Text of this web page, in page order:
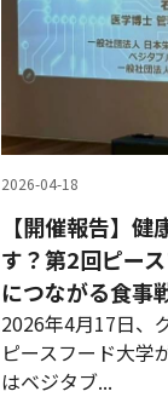
2026-04-18
【開催報告】
す？第2回ピー
につながる食事
2026年4月17日、
ピースフード大学
はベジタブ...